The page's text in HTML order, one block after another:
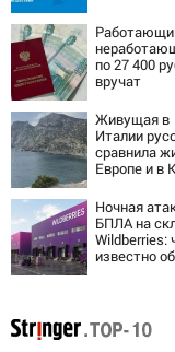
Причины,
источник,
был
хлопок
по 27 400
вручат
сентябре -
Живущая в
Италии
сравнила
Европе и в
Ночная
БПЛА на
Wildberries:
известно об
07/08/2026 –
Новости